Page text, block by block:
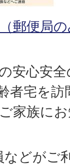
郵便局
安心安
者宅を
家族に
などがご